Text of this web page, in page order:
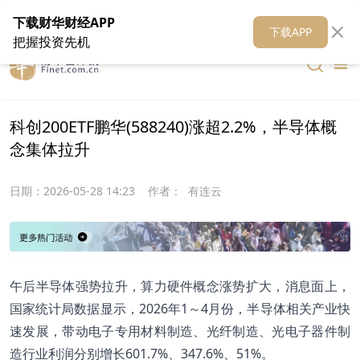
在线客服 关于我们 财华媒体矩阵 财华智库
科创200ETF鹏华(588240)涨超2.2%，半导体概
念集体拉升
日期： 2026-05-28 14:23 作者： 有连云
午后半导体强势拉升，算力硬件概念涨势扩大，消息面上，
国家统计局数据显示，2026年1～4月份，半导体相关产业快
速发展，带动电子专用材料制造、光纤制造、光电子器件制
造行业利润分别增长601.7%、347.6%、51%。
下载财华财经APP
把握投资先机
下载APP